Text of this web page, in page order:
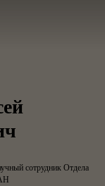
сотрудник Отдела